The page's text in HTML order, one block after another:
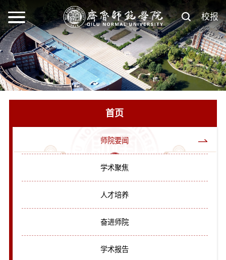
校报
首页
师院要闻
学术聚焦
人才培养
奋进师院
学术报告